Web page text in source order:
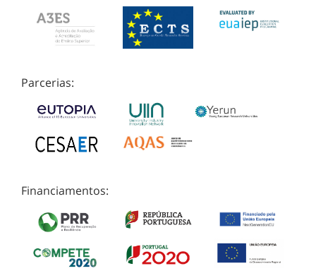
Parcerias:
Financiamentos: